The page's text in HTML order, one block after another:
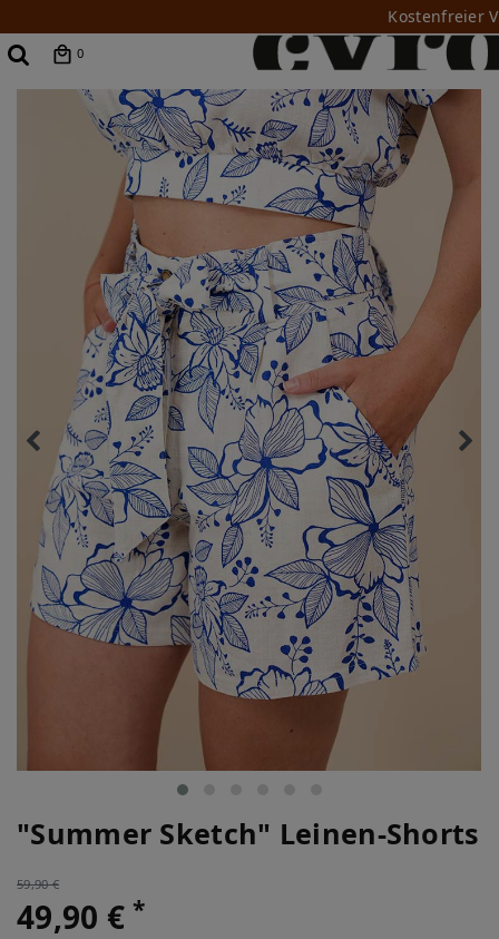
Kostenfreier
0
"Summer Sketch" Leinen-Shorts
59,90 €
49,90 €*